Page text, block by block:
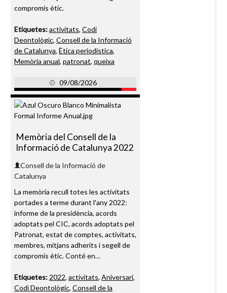
compromís ètic.
Etiquetes:activitats, Codi
Deontològic, Consell de la Informació
de Catalunya, Ètica periodística,
Memòria anual, patronat, queixa
09/08/2026
Memòria del Consell de la
Informació de Catalunya 2022
Consell de la Informació de
Catalunya
La memòria recull totes les activitats
portades a terme durant l'any 2022:
informe de la presidència, acords
adoptats pel CIC, acords adoptats pel
Patronat, estat de comptes, activitats,
membres, mitjans adherits i segell de
compromís ètic. Conté en…
Etiquetes:2022, activitats, Aniversari,
Codi Deontològic, Consell de la